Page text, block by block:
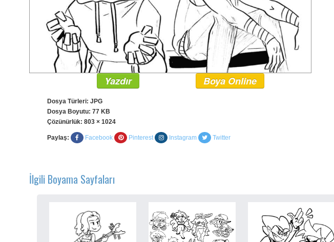
Yazdır Boya Online
Dosya Türleri: JPG
Dosya Boyutu: 77 KB
Çözünürlük: 803 × 1024
Paylaş: Facebook Pinterest Instagram Twitter
İlgili Boyama Sayfaları